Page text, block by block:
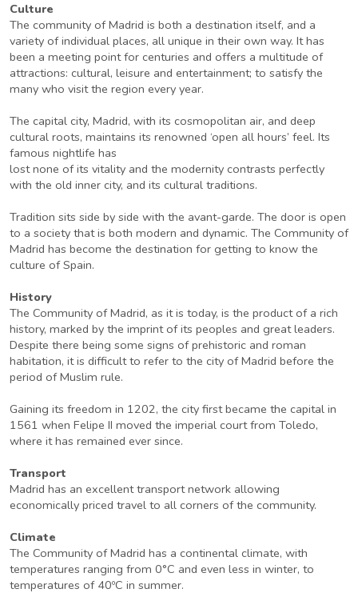
Culture
The community of Madrid is both a destination itself, and a
variety of individual places, all unique in their own way. It has
been a meeting point for centuries and offers a multitude of
attractions: cultural, leisure and entertainment; to satisfy the
many who visit the region every year.
The capital city, Madrid, with its cosmopolitan air, and deep
cultural roots, maintains its renowned ‘open all hours’ feel. Its
famous nightlife has
lost none of its vitality and the modernity contrasts perfectly
with the old inner city, and its cultural traditions.
Tradition sits side by side with the avant-garde. The door is open
to a society that is both modern and dynamic. The Community of
Madrid has become the destination for getting to know the
culture of Spain.
History
The Community of Madrid, as it is today, is the product of a rich
history, marked by the imprint of its peoples and great leaders.
Despite there being some signs of prehistoric and roman
habitation, it is difficult to refer to the city of Madrid before the
period of Muslim rule.
Gaining its freedom in 1202, the city first became the capital in
1561 when Felipe II moved the imperial court from Toledo,
where it has remained ever since.
Transport
Madrid has an excellent transport network allowing
economically priced travel to all corners of the community.
Climate
The Community of Madrid has a continental climate, with
temperatures ranging from 0°C and even less in winter, to
temperatures of 40ºC in summer.